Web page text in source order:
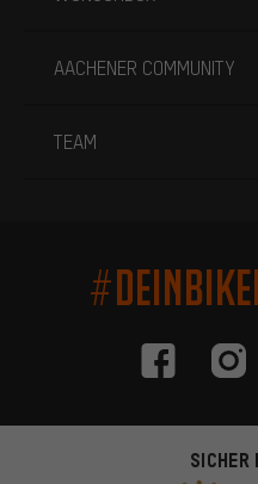
AACHENER COMMUNITY
TEAM
SICHER